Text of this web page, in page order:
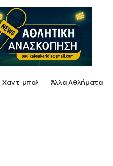
Χαντ-μπολ Άλλα Αθλήματα